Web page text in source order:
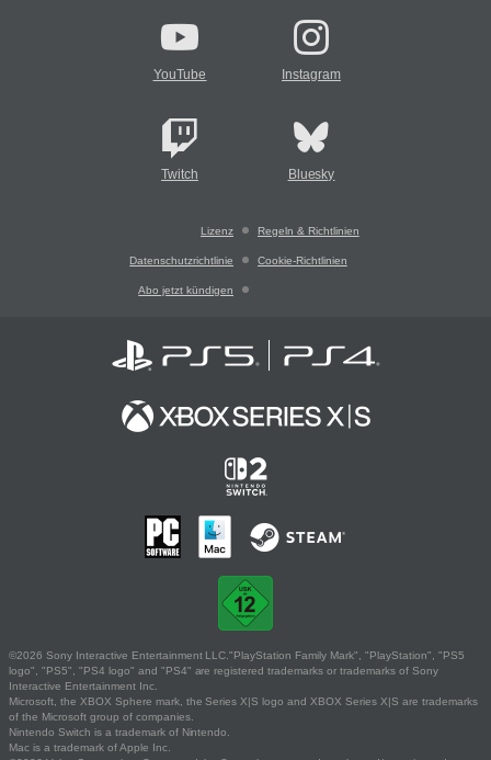
YouTube Instagram
Twitch Bluesky
Lizenz Regeln & Richtlinien
Datenschutzrichtlinie Cookie-Richtlinien
Abo jetzt kündigen
©2026 Sony Interactive Entertainment LLC."PlayStation Family Mark", "PlayStation", "PS5
logo", "PS5", "PS4 logo" and "PS4" are registered trademarks or trademarks of Sony
Interactive Entertainment Inc.
Microsoft, the XBOX Sphere mark, the Series X|S logo and XBOX Series X|S are trademarks
of the Microsoft group of companies.
Nintendo Switch is a trademark of Nintendo.
Mac is a trademark of Apple Inc.